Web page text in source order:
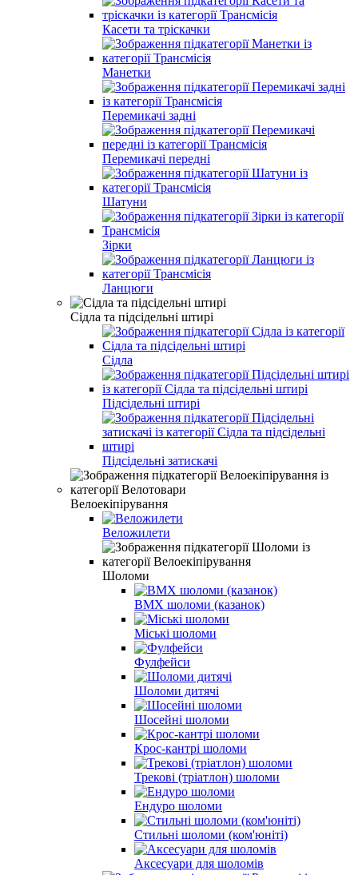
Касети та тріскачки
Манетки
Перемикачі задні
Перемикачі передні
Шатуни
Зірки
Ланцюги
Сідла та підсідельні штирі
Сідла
Підсідельні штирі
Підсідельні затискачі
Велоекіпірування
Веложилети
Шоломи
BMX шоломи (казанок)
Міські шоломи
Фулфейси
Шоломи дитячі
Шосейні шоломи
Крос-кантрі шоломи
Трекові (тріатлон) шоломи
Ендуро шоломи
Стильні шоломи (ком'юніті)
Аксесуари для шоломів